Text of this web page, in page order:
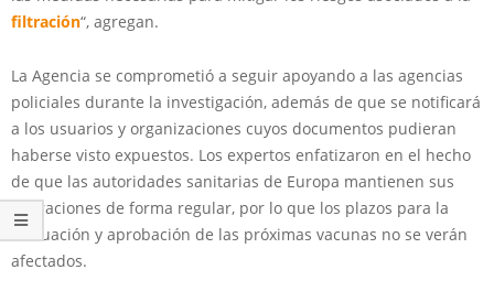
filtración“, agregan.
La Agencia se comprometió a seguir apoyando a las agencias
policiales durante la investigación, además de que se notificará
a los usuarios y organizaciones cuyos documentos pudieran
haberse visto expuestos. Los expertos enfatizaron en el hecho
de que las autoridades sanitarias de Europa mantienen sus
operaciones de forma regular, por lo que los plazos para la
evaluación y aprobación de las próximas vacunas no se verán
afectados.